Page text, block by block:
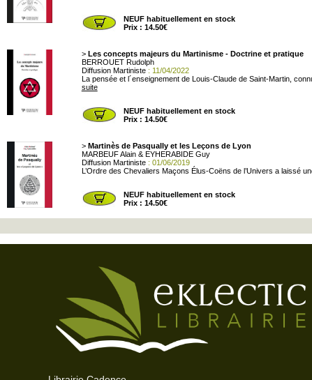
NEUF habituellement en stock
Prix : 14.50€
> Les concepts majeurs du Martinisme - Doctrine et pratique
BERROUET Rudolph
Diffusion Martiniste: 11/04/2022
La pensée et l´enseignement de Louis-Claude de Saint-Martin,
suite
NEUF habituellement en stock
Prix : 14.50€
> Martinès de Pasqually et les Leçons de Lyon
MARBEUF Alain & EYHERABIDE Guy
Diffusion Martiniste: 01/06/2019
L’Ordre des Chevaliers Maçons Élus-Coëns de l’Univers a laissé
NEUF habituellement en stock
Prix : 14.50€